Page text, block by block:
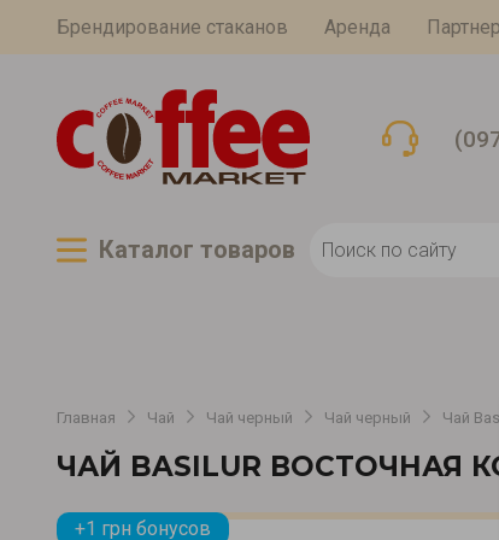
Брендирование стаканов Аренда
Каталог товаров
Главная Чай Чай черный Чай черный Чай
ЧАЙ BASILUR ВОСТОЧНАЯ
+1 грн бонусов